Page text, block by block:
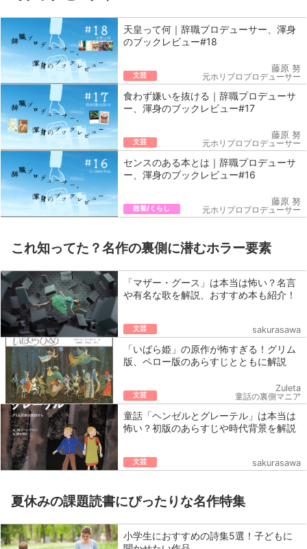
天皇って何｜辞職プロデューサー、渾身
のブックレビュー#18
文芸
藤原 努
元ホリプロプロデューサー
食わず嫌いを抜ける｜辞職プロデューサ
ー、渾身のブックレビュー#17
文芸
藤原 努
元ホリプロプロデューサー
センスのある本とは｜辞職プロデューサ
ー、渾身のブックレビュー#16
教養/くらし
藤原 努
元ホリプロプロデューサー
これ知ってた？名作の裏側に潜むホラー要素
「マザー・グース」は本当は怖い？名言
や有名な歌を解説、おすすめ本も紹介！
文芸 sakurasawa
「いばら姫」の原作が怖すぎる！グリム
版、ペロー版のあらすじとともに解説
文芸
Zuleta
童話の裏側マニア
童話「ヘンゼルとグレーテル」は本当は
怖い？初版のあらすじや時代背景を解説
文芸 sakurasawa
夏休みの課題読書にぴったりな名作特集
小学生におすすめの詩集5選！子どもに